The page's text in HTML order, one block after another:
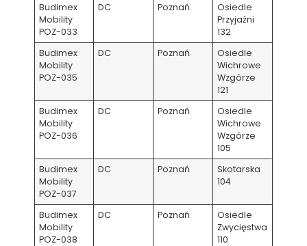
Budimex
Mobility
POZ-033
DC Poznań
Osiedle
Przyjaźni
132
Budimex
Mobility
POZ-035
DC Poznań
Osiedle
Wichrowe
Wzgórze
121
Budimex
Mobility
POZ-036
DC Poznań
Osiedle
Wichrowe
Wzgórze
105
Budimex
Mobility
POZ-037
DC Poznań
Skotarska
104
Budimex
Mobility
POZ-038
DC Poznań
Osiedle
Zwycięstwa
110